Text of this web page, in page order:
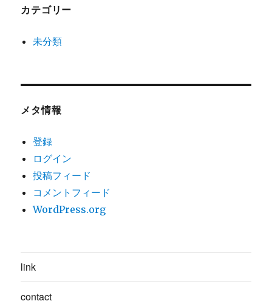
カテゴリー
未分類
メタ情報
登録
ログイン
投稿フィード
コメントフィード
WordPress.org
link
contact